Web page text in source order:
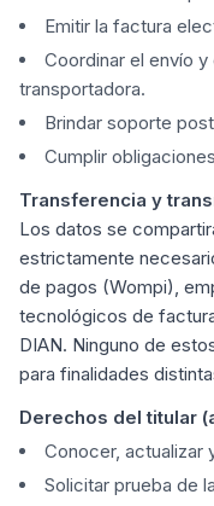
Emitir la factura
Coordinar el envío
transportadora.
Brindar soporte
Cumplir
Transferencia y
Los datos se
estrictamente
de pagos (Wompi),
tecnológicos de
DIAN. Ninguno de
para finalidades
Derechos del titular
Conocer, actualizar
Solicitar prueba de